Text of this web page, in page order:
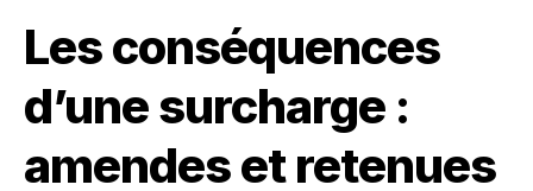
Les conséquences
d’une surcharge :
amendes et retenues